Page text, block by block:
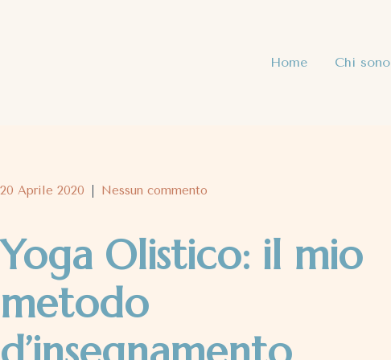
Home Chi sono
20 Aprile 2020 Nessun commento
Yoga Olistico: il mio
metodo